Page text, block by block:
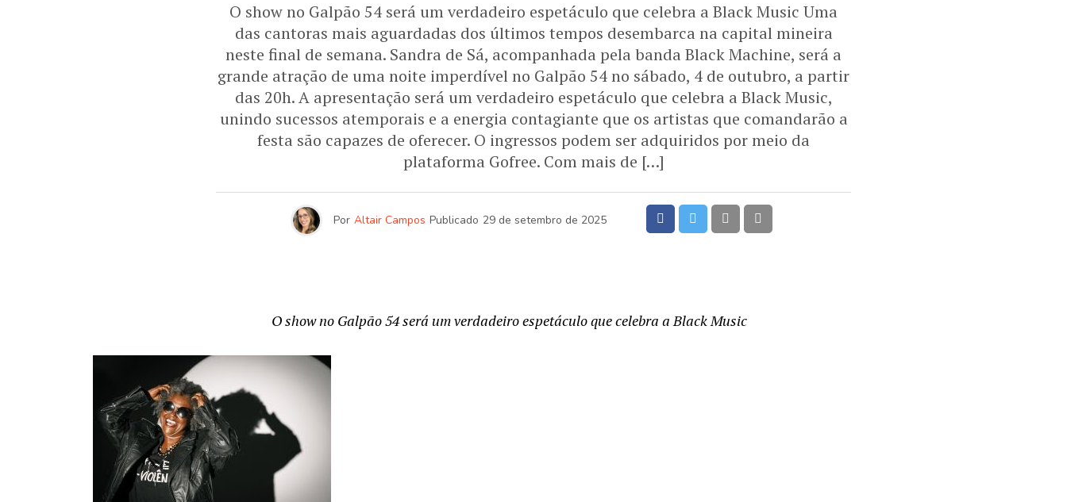
O show no Galpão 54 será um verdadeiro espetáculo que celebra a Black Music Uma
das cantoras mais aguardadas dos últimos tempos desembarca na capital mineira
neste final de semana. Sandra de Sá, acompanhada pela banda Black Machine, será a
grande atração de uma noite imperdível no Galpão 54 no sábado, 4 de outubro, a partir
das 20h. A apresentação será um verdadeiro espetáculo que celebra a Black Music,
unindo sucessos atemporais e a energia contagiante que os artistas que comandarão a
festa são capazes de oferecer. O ingressos podem ser adquiridos por meio da
plataforma Gofree. Com mais de […]
Por Altair Campos Publicado 29 de setembro de 2025
O show no Galpão 54 será um verdadeiro espetáculo que celebra a Black Music